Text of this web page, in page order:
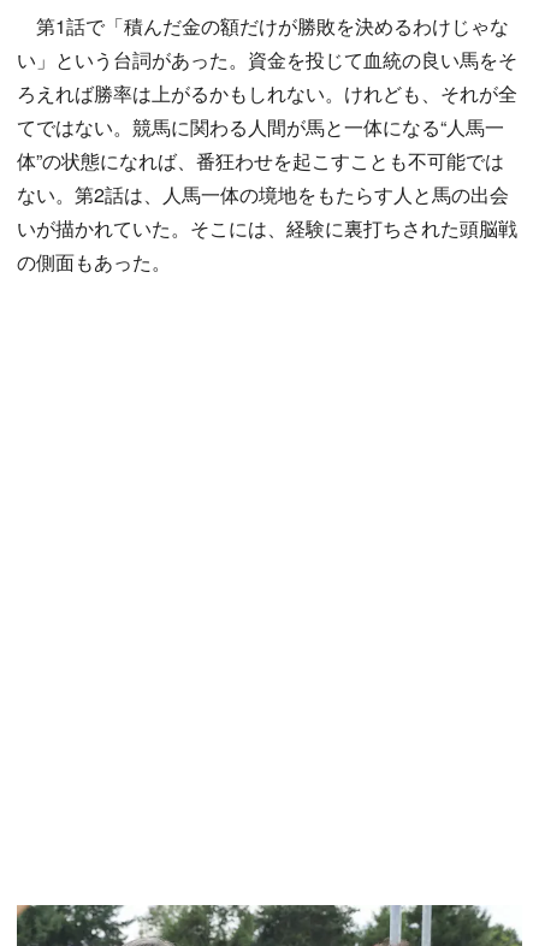
第1話で「積んだ金の額だけが勝敗を決めるわけじゃな
い」という台詞があった。資金を投じて血統の良い馬をそ
ろえれば勝率は上がるかもしれない。けれども、それが全
てではない。競馬に関わる人間が馬と一体になる“人馬一
体”の状態になれば、番狂わせを起こすことも不可能では
ない。第2話は、人馬一体の境地をもたらす人と馬の出会
いが描かれていた。そこには、経験に裏打ちされた頭脳戦
の側面もあった。